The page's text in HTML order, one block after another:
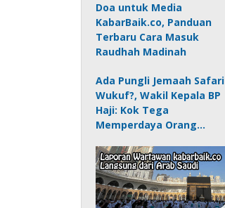
Doa untuk Media
KabarBaik.co, Panduan
Terbaru Cara Masuk
Raudhah Madinah
Ada Pungli Jemaah Safari
Wukuf?, Wakil Kepala BP
Haji: Kok Tega
Memperdaya Orang…